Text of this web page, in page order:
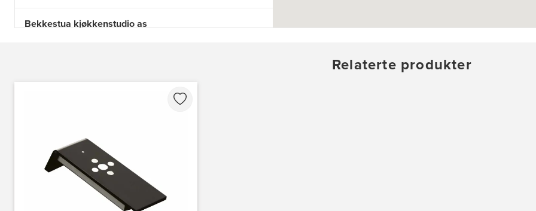
Bekkestua kjøkkenstudio as
Bjerkreim Trelast AS
Nesjane 7, Vikeså
4389 Vikeså
http://www.drommekjokken.no
Relaterte produkter